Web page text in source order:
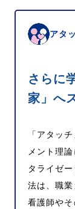
アタ
さらに
家」へ
「アタッ
メント理
タライゼ
法は、職業
看護師や